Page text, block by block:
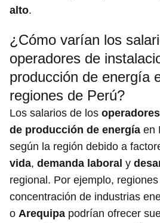
alto.
¿Cómo varían los
operadores de
producción de energía
regiones de Perú?
Los salarios de los
de producción de energía en
según la región debido a
vida, demanda laboral y
regional. Por ejemplo,
concentración de industrias
o Arequipa podrían ofrecer